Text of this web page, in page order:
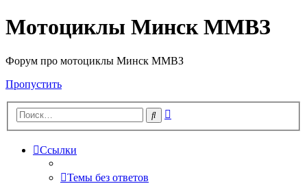
Мотоциклы Минск ММВЗ
Форум про мотоциклы Минск ММВЗ
Пропустить
Поиск
Ссылки
Темы без ответов